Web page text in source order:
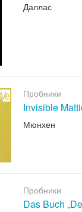
Даллас
Пробники
Invisible
Мюнхен
Пробники
Das Buch